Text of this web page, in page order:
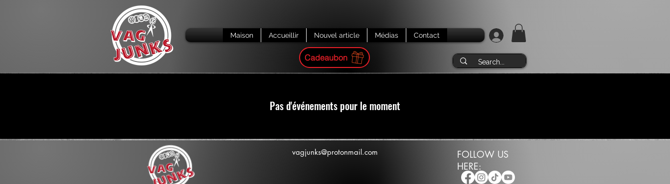
Maison Accueillir Nouvel article Médias Contact
Cadeaubon
Pas d'événements pour le moment
vagjunks@protonmail.com
FOLLOW US
HERE: